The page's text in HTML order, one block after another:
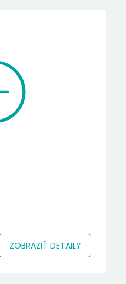
ZOBRAZIŤ DETAILY